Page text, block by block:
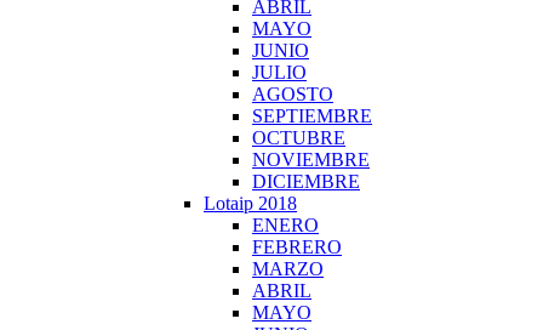
ABRIL
MAYO
JUNIO
JULIO
AGOSTO
SEPTIEMBRE
OCTUBRE
NOVIEMBRE
DICIEMBRE
Lotaip 2018
ENERO
FEBRERO
MARZO
ABRIL
MAYO